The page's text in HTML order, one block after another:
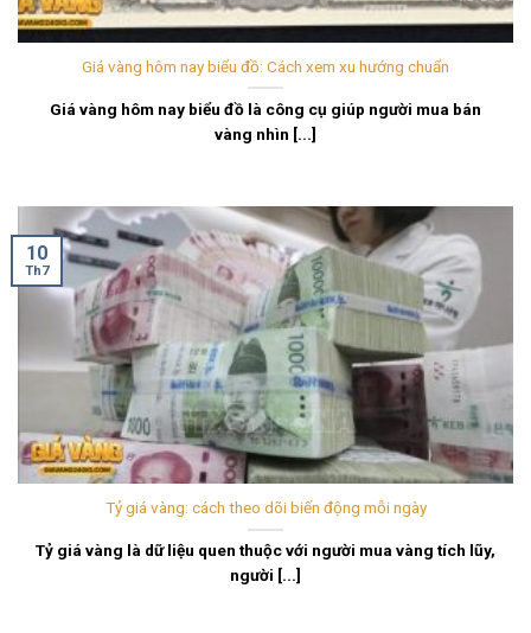
Giá vàng hôm nay biểu đồ: Cách xem xu hướng chuẩn
Giá vàng hôm nay biểu đồ là công cụ giúp người mua bán
vàng nhìn [...]
Tỷ giá vàng: cách theo dõi biến động mỗi ngày
Tỷ giá vàng là dữ liệu quen thuộc với người mua vàng tích lũy,
người [...]
10
Th7